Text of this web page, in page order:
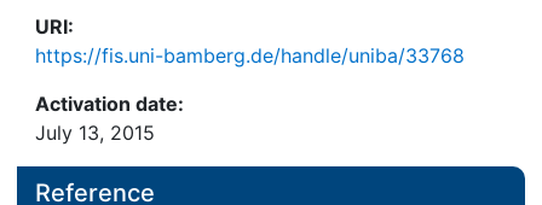
URI:
https://fis.uni-bamberg.de/handle/uniba/33768
Activation date:
July 13, 2015
Reference